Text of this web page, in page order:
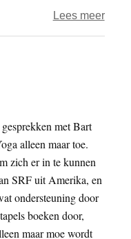
is
de
Lees meerover
met Bart
alleen maar toe.
zich er in te kunnen
SRF uit Amerika, en
ondersteuning door
boeken door,
maar moe wordt